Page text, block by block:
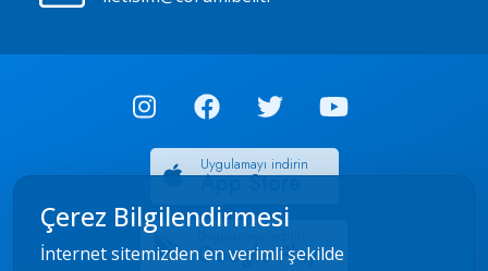
Uygulamayı indirin
App Store
Google Play
Çerez Bilgilendirmesi
İnternet sitemizden en verimli şekilde